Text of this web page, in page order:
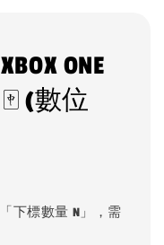
ONE
(數位
下標數量 N」，需